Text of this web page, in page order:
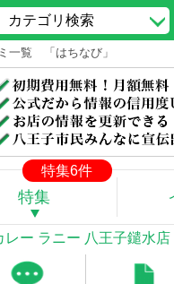
カテゴリ検索
一覧 「はちなび」
特集6件
特集
ー ラニー 八王子鑓水店